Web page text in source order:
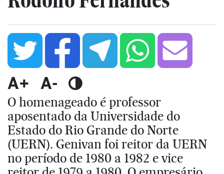
A+ A-
O homenageado é professor
aposentado da Universidade do
Estado do Rio Grande do Norte
(UERN). Genivan foi reitor da UERN
no período de 1980 a 1982 e vice